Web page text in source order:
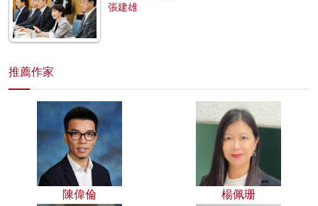
張建雄
推薦作家
陳偉倫 楊佩珊